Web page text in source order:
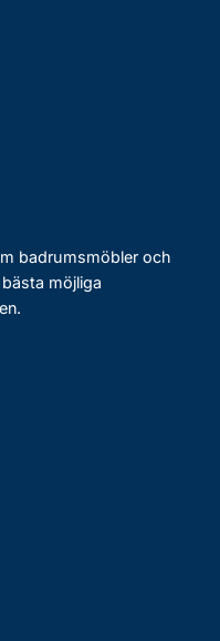
badrumsmöbler och
möjliga